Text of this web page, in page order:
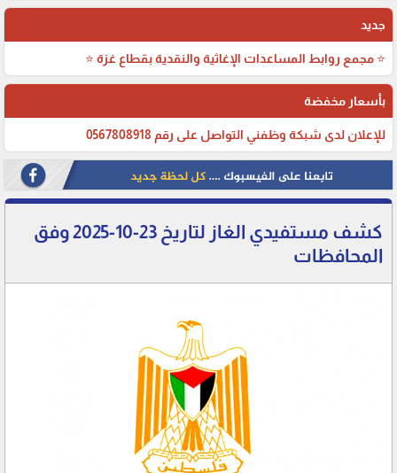
جديد
⭐ مجمع روابط المساعدات الإغاثية والنقدية بقطاع غزة ⭐
بأسعار مخفضة
للإعلان لدى شبكة وظفني التواصل على رقم 0567808918
كشف مستفيدي الغاز لتاريخ 23-10-2025 وفق
المحافظات